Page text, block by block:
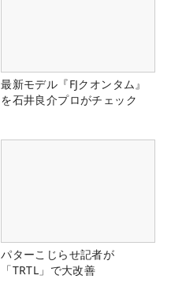
最新モデル『FJクオンタム』
を石井良介プロがチェック
パターこじらせ記者が
「TRTL」で大改善